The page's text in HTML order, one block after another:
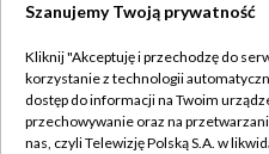
Abonament TVP
Szanujemy Twoją prywatność
Kliknij "Akceptuję i przechodzę do
korzystanie z technologii
dostęp do informacji na Twoim
przechowywanie oraz na
nas, czyli Telewizję Polską S.A. w